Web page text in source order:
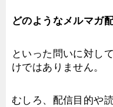
どのようなメルマガ
といった問いに対し
けではありません。
むしろ、配信目的や